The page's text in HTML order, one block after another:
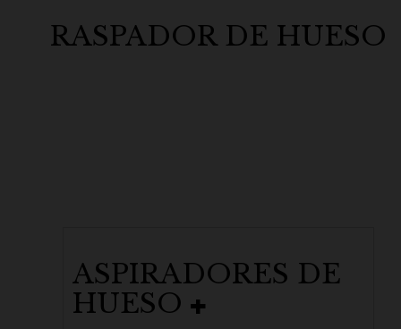
RASPADOR DE HUESO
ASPIRADORES DE
HUESO